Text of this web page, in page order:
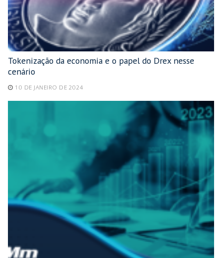
Tokenização da economia e o papel do Drex nesse
cenário
10 DE JANEIRO DE 2024